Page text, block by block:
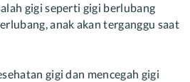
gigi seperti gigi berlubang
anak akan terganggu saat
gigi dan mencegah gigi